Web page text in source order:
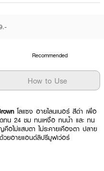
Recommended
How to Use
โลแซง อายไลนเนอร์ สีดำ เพื่อ
ทน 24 ชม ทนเหงื่อ ทนน้ำ และ ทน
คือไม่แสบตา ไม่ระคายเคืองตา ปลาย
วยอายแอนด์ลิปรีมูฟเว่อร์